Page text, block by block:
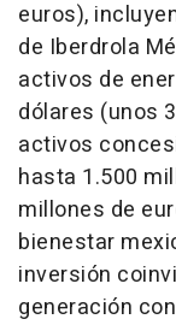
euros),
de Iberdrola
activos de
dólares (unos
activos
hasta 1.500
millones de
bienestar
inversión
generación